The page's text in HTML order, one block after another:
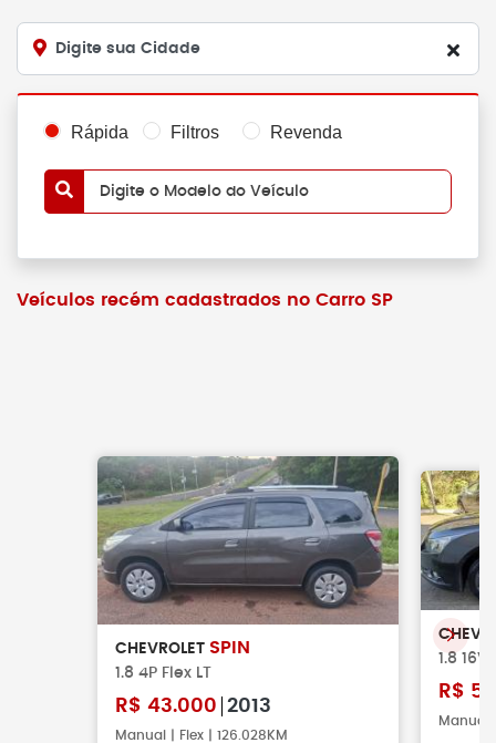
Digite sua Cidade
Rápida Filtros Revenda
Digite o Modelo do Veículo
Veículos recém cadastrados no Carro SP
CHEVROLET SPIN
1.8 4P Flex LT
R$ 43.000 2013
Manual | Flex | 126.028KM
1.8 16V
R$
Manual